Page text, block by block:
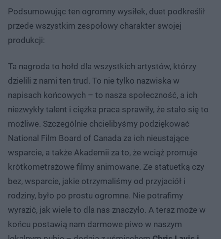
Podsumowując ten ogromny wysiłek, duet podkreślił
przede wszystkim zespołowy charakter swojej
produkcji:
Ta nagroda to hołd dla wszystkich artystów, którzy
dzielili z nami ten trud. To nie tylko nazwiska w
napisach końcowych – to nasza społeczność, a ich
niezwykły talent i ciężka praca sprawiły, że stało się to
możliwe. Szczególnie chcielibyśmy podziękować
National Film Board of Canada za ich nieustające
wsparcie, a także Akademii za to, że wciąż promuje
krótkometrażowe filmy animowane. Ze statuetką czy
bez, wsparcie, jakie otrzymaliśmy od przyjaciół i
rodziny, było po prostu ogromne. Nie potrafimy
wyrazić, jak wiele to dla nas znaczyło. A teraz może w
końcu postawią nam darmowe piwo w naszym